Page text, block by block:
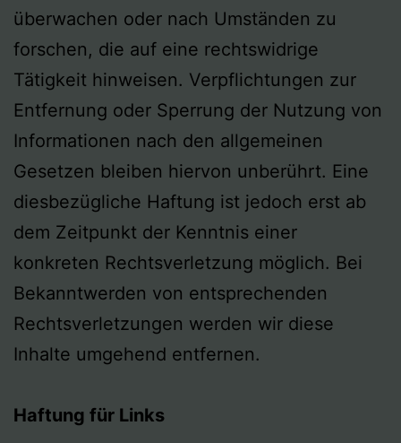
überwachen oder nach Umständen zu
forschen, die auf eine rechtswidrige
Tätigkeit hinweisen. Verpflichtungen zur
Entfernung oder Sperrung der Nutzung von
Informationen nach den allgemeinen
Gesetzen bleiben hiervon unberührt. Eine
diesbezügliche Haftung ist jedoch erst ab
dem Zeitpunkt der Kenntnis einer
konkreten Rechtsverletzung möglich. Bei
Bekanntwerden von entsprechenden
Rechtsverletzungen werden wir diese
Inhalte umgehend entfernen.
Haftung für Links